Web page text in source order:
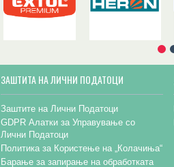
ЗАШТИТА НА ЛИЧНИ ПОДАТОЦИ
Заштите на Лични Податоци
GDPR Алатки за Управување со
Лични Податоци
Политика за Користење на „Колачиња“
Барање за запирање на обработката